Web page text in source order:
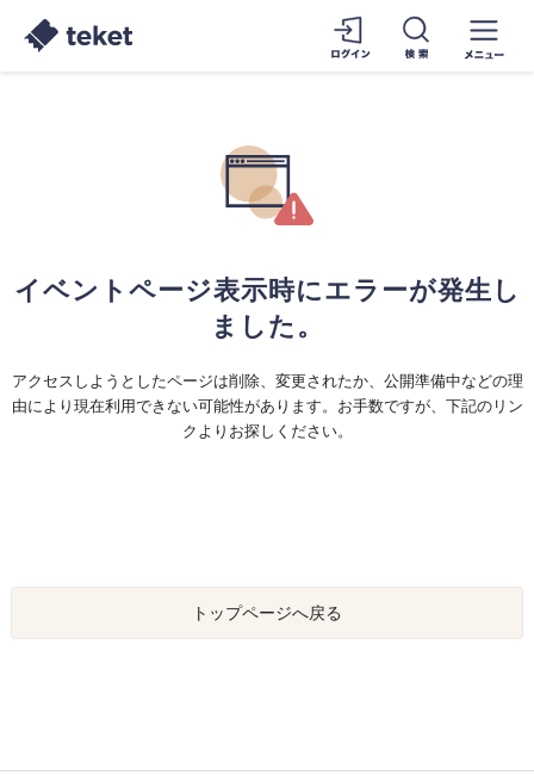
イベントページ表示時にエラーが発生し
ました。
アクセスしようとしたページは削除、変更されたか、公開準備中などの理
由により現在利用できない可能性があります。お手数ですが、下記のリン
クよりお探しください。
トップページへ戻る